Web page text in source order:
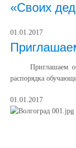
«Своих
01.01.2017
Приглашаем
распорядка
01.01.2017